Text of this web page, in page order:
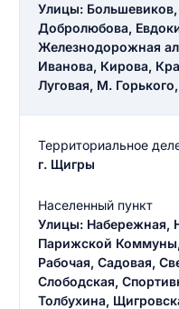
Улицы:
Добролюбова,
Железнодорожная
Иванова, Кирова,
Луговая, М.
Территориальное
г. Щигры
Населенный пункт
Улицы: Набережная,
Парижской
Рабочая, Садовая,
Слободская,
Толбухина,